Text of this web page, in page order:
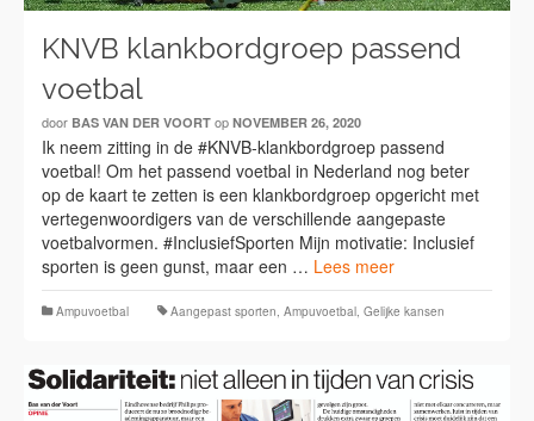
KNVB klankbordgroep passend
voetbal
door BAS VAN DER VOORT op NOVEMBER 26, 2020
Ik neem zitting in de #KNVB-klankbordgroep passend
voetbal! Om het passend voetbal in Nederland nog beter
op de kaart te zetten is een klankbordgroep opgericht met
vertegenwoordigers van de verschillende aangepaste
voetbalvormen. #InclusiefSporten Mijn motivatie: Inclusief
sporten is geen gunst, maar een … Lees meer
Ampuvoetbal Aangepast sporten, Ampuvoetbal, Gelijke kansen